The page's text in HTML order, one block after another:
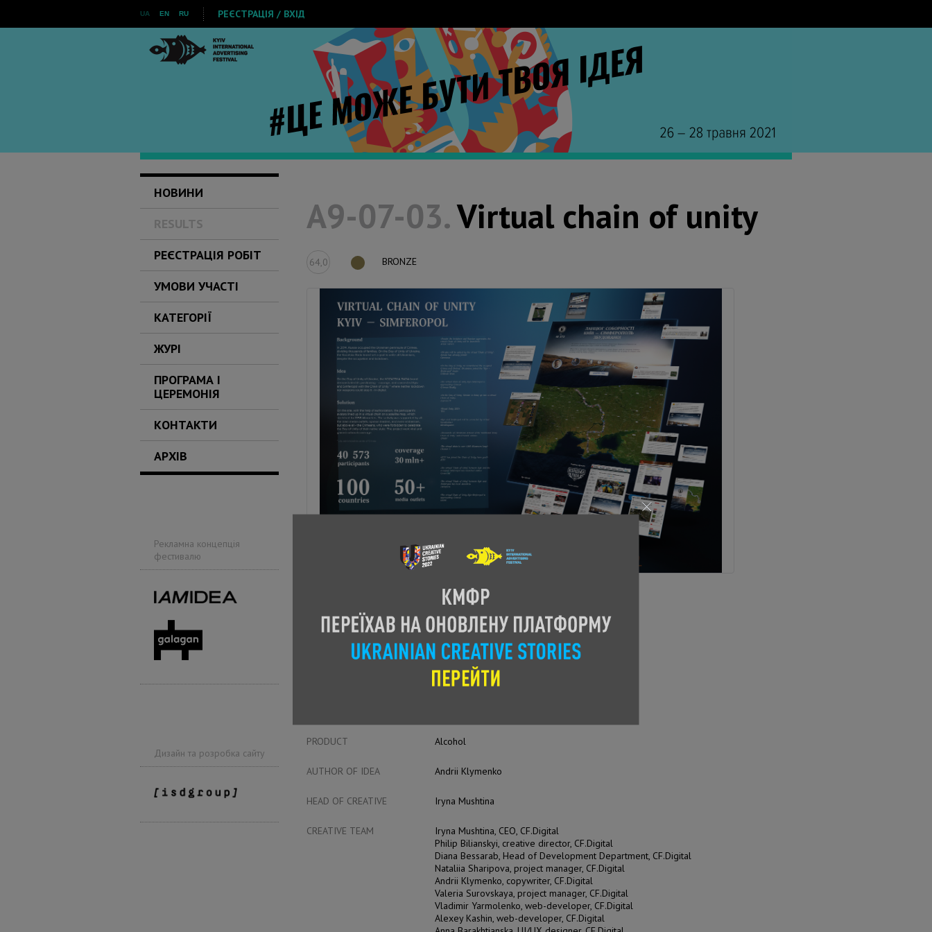
UA EN RU РЕЄСТРАЦІЯ / ВХІД
НОВИНИ
RESULTS
РЕЄСТРАЦІЯ РОБІТ
УМОВИ УЧАСТІ
КАТЕГОРІЇ
ЖУРІ
ПРОГРАМА І
ЦЕРЕМОНІЯ
КОНТАКТИ
АРХІВ
Рекламна концепція
фестивалю
Дизайн та розробка сайту
A9-07-03.Virtual chain of unity
64,0 BRONZE
CF.Digital
PRODUCT Alcohol
AUTHOR OF IDEA Andrii Klymenko
HEAD OF CREATIVE Iryna Mushtina
CREATIVE TEAM
Iryna Mushtina, CEO, CF.Digital
Philip Bilianskyi, creative director, CF.Digital
Diana Bessarab, Head of Development Department, CF.Digital
Nataliia Sharipova, project manager, CF.Digital
Andrii Klymenko, copywriter, CF.Digital
Valeria Surovskaya, project manager, CF.Digital
Vladimir Yarmolenko, web-developer, CF.Digital
Alexey Kashin, web-developer, CF.Digital